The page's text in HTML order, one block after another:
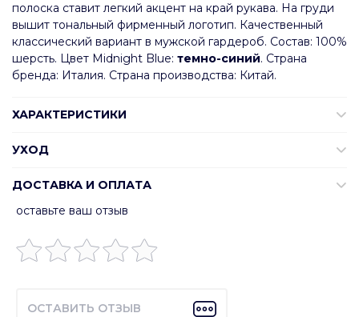
полоска ставит легкий акцент на край рукава. На груди
вышит тональный фирменный логотип. Качественный
классический вариант в мужской гардероб. Состав: 100%
шерсть. Цвет Midnight Blue: темно-синий. Страна
бренда: Италия. Страна производства: Китай.
ХАРАКТЕРИСТИКИ
УХОД
ДОСТАВКА И ОПЛАТА
оставьте ваш отзыв
ОСТАВИТЬ ОТЗЫВ